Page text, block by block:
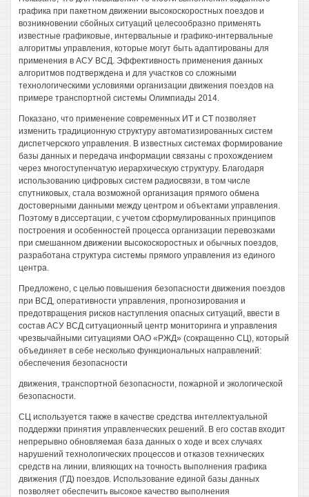
графика при пакетном движении высокоскоростных поездов и
возникновении сбойных ситуаций целесообразно применять
известные графиковые, интервальные и графико-интервальные
алгоритмы управления, которые могут быть адаптированы для
применения в АСУ ВСД. Эффективность применения данных
алгоритмов подтверждена и для участков со сложными
технологическими условиями организации движения поездов на
примере транспортной системы Олимпиады 2014.
Показано, что применение современных ИТ и СТ позволяет
изменить традиционную структуру автоматизированных систем
диспетчерского управления. В известных системах формирование
базы данных и передача информации связаны с прохождением
через многоступенчатую иерархическую структуру. Благодаря
использованию цифровых систем радиосвязи, в том числе
спутниковых, стала возможной организация прямого обмена
достоверными данными между центром и объектами управления.
Поэтому в диссертации, с учетом сформулированных принципов
построения и особенностей процесса организации перевозками
при смешанном движении высокоскоростных и обычных поездов,
разработана структура системы прямого управления из единого
центра.
Предложено, с целью повышения безопасности движения поездов
при ВСД, оперативности управления, прогнозирования и
предотвращения рисков наступления опасных ситуаций, ввести в
состав АСУ ВСД ситуационный центр мониторинга и управления
чрезвычайными ситуациями ОАО «РЖД» (сокращенно СЦ), который
объединяет в себе несколько функциональных направлений:
обеспечения безопасности
движения, транспортной безопасности, пожарной и экологической
безопасности.
СЦ используется также в качестве средства интеллектуальной
поддержки принятия управленческих решений. В его состав входит
непрерывно обновляемая база данных о ходе и всех случаях
нарушений технологических процессов и отказов технических
средств на линии, влияющих на точность выполнения графика
движения (ГД) поездов. Использование единой базы данных
позволяет обеспечить высокое качество выполнения